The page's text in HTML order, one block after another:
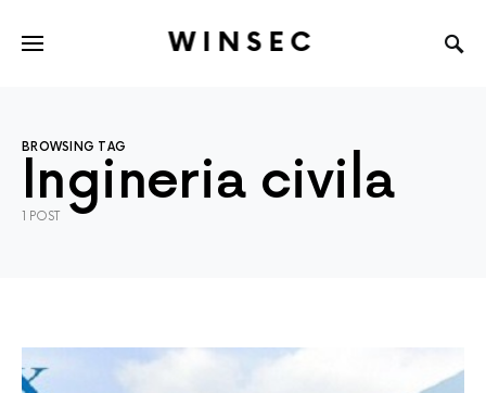
WINSEC
BROWSING TAG
Ingineria civila
1 POST